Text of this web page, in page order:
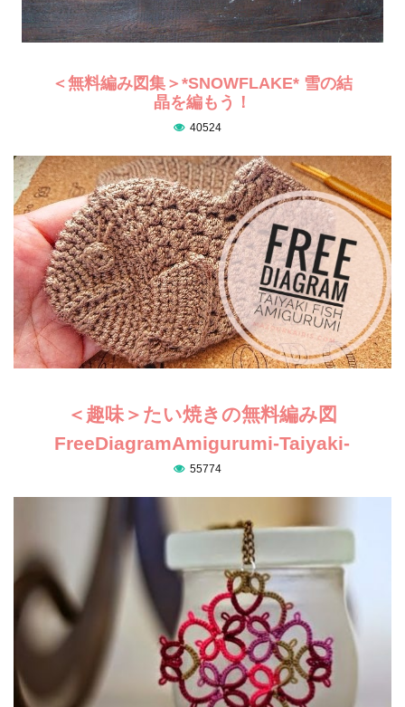
＜無料編み図集＞*SNOWFLAKE* 雪の結
晶を編もう！
40524
＜趣味＞たい焼きの無料編み図
FreeDiagramAmigurumi-Taiyaki-
55774